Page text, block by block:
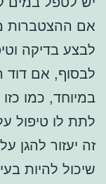
אם ההצטברות
לבצע בדיקה
לבסוף, אם
במיוחד, כמו
לתת לו טיפול
זה יעזור להגן
שיכול להיות